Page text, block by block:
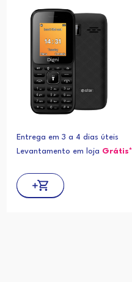
Entrega em 3 a 4 dias úteis
Levantamento em loja Grátis*